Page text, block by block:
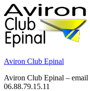
Skip
to
content
Aviron Club Epinal
Aviron Club Epinal –
06.88.79.15.11